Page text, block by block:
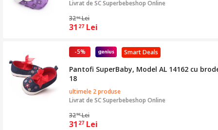
Livrat deSC Superbebeshop Online
3292 Lei
31 27 Lei
Smart Deals
-5%
Pantofi SuperBaby, Model AL 14162 cu
18
ultimele 2 produse
Livrat deSC Superbebeshop Online
3292 Lei
31 27 Lei